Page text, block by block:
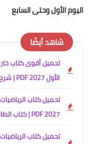
اليوم الأول وحتى السابع
شاهد أيضًا
تحميل أقوى كتاب
الأول 2027 PDF | شرح + تدريبات + إجابات نموذجية
تحميل كتاب
2027 PDF | كتاب الطالب المنهج الجديد
تحميل كتاب